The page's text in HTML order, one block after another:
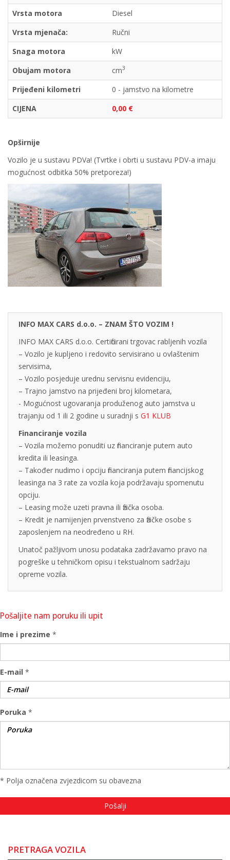
Vrsta motora
Diesel
Vrsta mjenača:
Ručni
Snaga motora
kW
Obujam motora
cm3
Prijeđeni kilometri
0 - jamstvo na kilometre
CIJENA
0,00 €
Opširnije
Vozilo je u sustavu PDVa! (Tvrtke i obrti u sustavu PDV-a imaju
mogućnost odbitka 50% pretporeza!)
INFO MAX CARS d.o.o. – ZNAM ŠTO VOZIM !
INFO MAX CARS d.o.o. Certificirani trgovac rabljenih vozila
– Vozilo je kupljeno i redovito servisirano u ovlaštenim
servisima,
– Vozilo posjeduje urednu servisnu evidenciju,
– Trajno jamstvo na prijeđeni broj kilometara,
- Mogućnost ugovaranja produženog auto jamstva u
trajanju od 1 ili 2 godine u suradnji s G1 KLUB
Financiranje vozila
– Vozila možemo ponuditi uz financiranje putem auto
kredita ili leasinga.
– Također nudimo i opciju financiranja putem financijskog
leasinga na 3 rate za vozila koja podržavaju spomenutu
opciju.
– Leasing može uzeti pravna ili fizička osoba.
– Kredit je namijenjen prvenstveno za fizičke osobe s
zaposlenjem na neodređeno u RH.
Unatoč pažljivom unosu podataka zadržavamo pravo na
pogreške u tehničkom opisu i tekstualnom sadržaju
opreme vozila.
Pošaljite nam poruku ili upit
Ime i prezime *
E-mail *
Poruka *
* Polja označena zvjezdicom su obavezna
PRETRAGA VOZILA